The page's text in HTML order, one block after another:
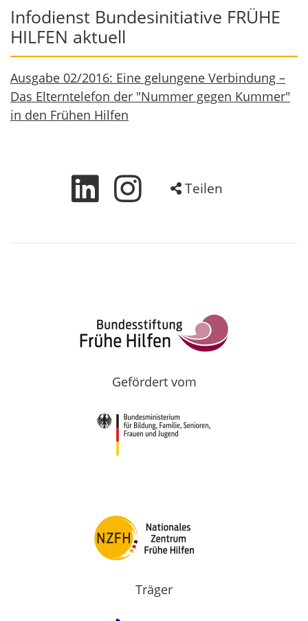
Infodienst Bundesinitiative FRÜHE
HILFEN aktuell
Ausgabe 02/2016: Eine gelungene Verbindung –
Das Elterntelefon der "Nummer gegen Kummer"
in den Frühen Hilfen
Teilen
Gefördert vom
Träger